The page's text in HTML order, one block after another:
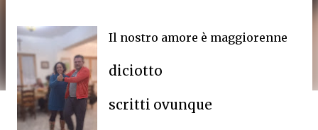
Il nostro amore è maggiorenne
diciotto
scritti ovunque